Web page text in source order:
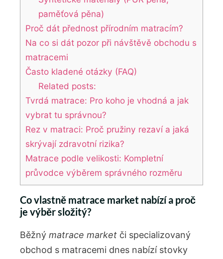
paměťová pěna)
Proč dát přednost přírodním matracím?
Na co si dát pozor při návštěvě obchodu s
matracemi
Často kladené otázky (FAQ)
Related posts:
Tvrdá matrace: Pro koho je vhodná a jak
vybrat tu správnou?
Rez v matraci: Proč pružiny rezaví a jaká
skrývají zdravotní rizika?
Matrace podle velikosti: Kompletní
průvodce výběrem správného rozměru
Co vlastně matrace market nabízí a proč
je výběr složitý?
Běžný matrace market či specializovaný
obchod s matracemi dnes nabízí stovky